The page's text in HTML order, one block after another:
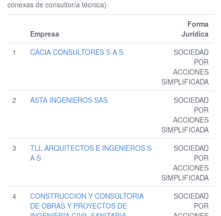
conexas de consultoría técnica)
Empresa
Forma
Jurídica
1
CACIA CONSULTORES S A S
SOCIEDAD
POR
ACCIONES
SIMPLIFICADA
2
ASTA INGENIEROS SAS
SOCIEDAD
POR
ACCIONES
SIMPLIFICADA
3
TLL ARQUITECTOS E INGENIEROS S
A S
SOCIEDAD
POR
ACCIONES
SIMPLIFICADA
4
CONSTRUCCION Y CONSULTORIA
DE OBRAS Y PROYECTOS DE
SOCIEDAD
POR